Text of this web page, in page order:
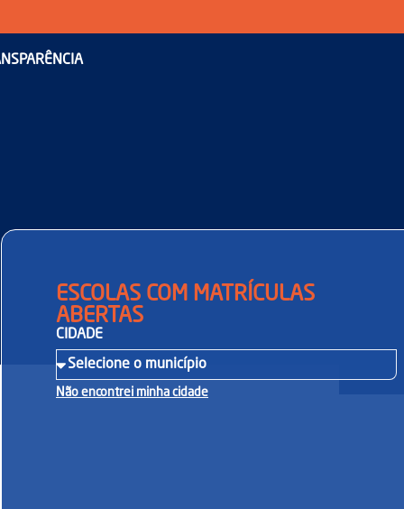
ESCOLAS COM MATRÍCULAS
ABERTAS
CIDADE
Não encontrei minha cidade